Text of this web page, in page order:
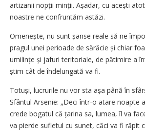
artizanii nopții minții. Așadar, cu acești
noastre ne confruntăm astăzi.
Omenește, nu sunt șanse reale să ne
pragul unei perioade de sărăcie și chiar
umilințe și jafuri teritoriale, de pătimire a
știm cât de îndelungată va fi.
Totuși, lucrurile nu vor sta așa până în
Sfântul Arsenie: „Deci ­într-o atare noapte
crede bogatul că țarina sa, lumea, îl va
va pierde sufletul cu sunet, căci va fi răpit